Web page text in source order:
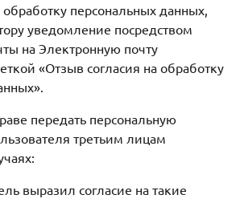
обработку персональных данных,
уведомление посредством
на Электронную почту
«Отзыв согласия на обработку
передать персональную
третьим лицам
выразил согласие на такие